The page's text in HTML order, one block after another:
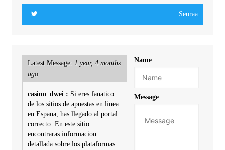
Seuraa
Latest Message: 1 year, 4 months
ago
casino_dwei : Si eres fanatico
de los sitios de apuestas en linea
en Espana, has llegado al portal
correcto. En este sitio
encontraras informacion
detallada sobre los plataformas
Name
Message